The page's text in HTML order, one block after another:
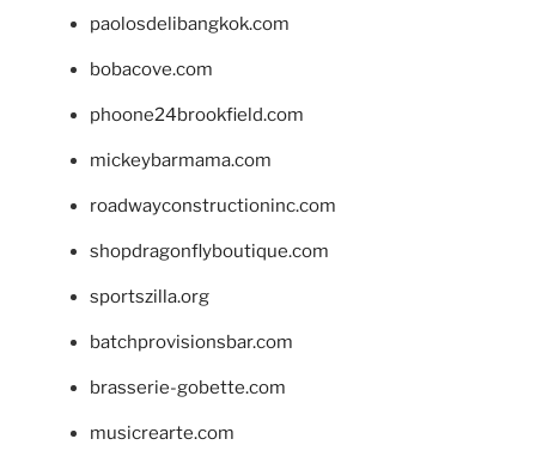
paolosdelibangkok.com
bobacove.com
phoone24brookfield.com
mickeybarmama.com
roadwayconstructioninc.com
shopdragonflyboutique.com
sportszilla.org
batchprovisionsbar.com
brasserie-gobette.com
musicrearte.com